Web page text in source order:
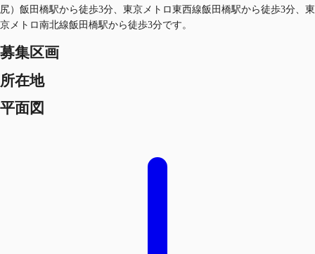
尻）飯田橋駅から徒歩3分、東京メトロ東西線飯田橋駅から徒歩3分、東
京メトロ南北線飯田橋駅から徒歩3分です。
募集区画
所在地
平面図